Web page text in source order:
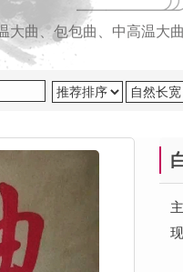
大曲、包包曲、中高温大